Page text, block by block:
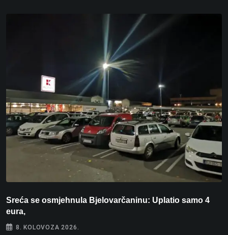
Sreća se osmjehnula Bjelovarčaninu: Uplatio samo 4
eura,
8. KOLOVOZA 2026.